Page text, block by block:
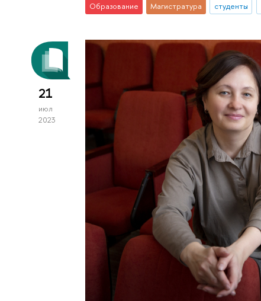
Образование Магистратура студенты
21
июл
2023